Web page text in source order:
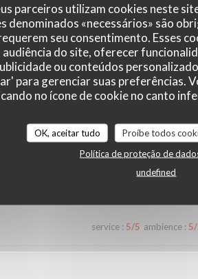
parceiros utilizam cookies neste
denominados «necessários» são
seu consentimento. Esses
do site, oferecer
ou conteúdos
para gerenciar suas preferências.
no ícone de cookie no canto
OK, aceitar tudo Proíbe todos
Política de proteção de
undefined
ambience
service: 5/5 ambience: 5